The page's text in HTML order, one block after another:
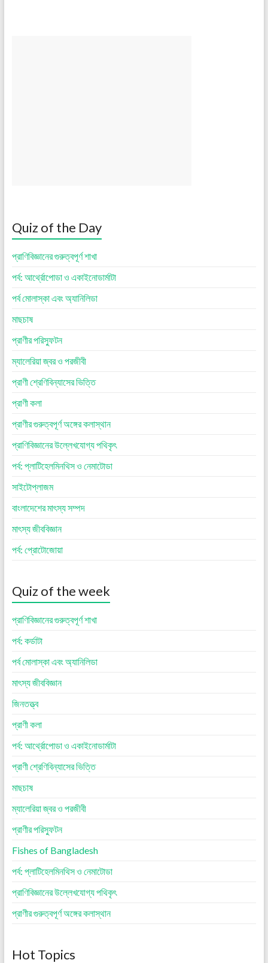
Quiz of the Day
প্রাণিবিজ্ঞানের গুরুত্বপূর্ণ শাখা
পর্ব: আর্থ্রোপোডা ও একাইনোডার্মাটা
পর্ব মোলাস্কা এবং অ্যানিলিডা
মাছচাষ
প্রাণীর পরিস্ফুটন
ম্যালেরিয়া জ্বর ও পরজীবী
প্রাণী শ্রেণিবিন্যাসের ভিত্তি
প্রাণী কলা
প্রাণীর গুরুত্বপূর্ণ অঙ্গের কলাস্থান
প্রাণিবিজ্ঞানের উল্লেখযোগ্য পথিকৃৎ
পর্ব: প্লাটিহেলমিনথিস ও নেমাটোডা
সাইটোপ্লাজম
বাংলাদেশের মাৎস্য সম্পদ
মাৎস্য জীববিজ্ঞান
পর্ব: প্রোটোজোয়া
Quiz of the week
প্রাণিবিজ্ঞানের গুরুত্বপূর্ণ শাখা
পর্ব: কর্ডাটা
পর্ব মোলাস্কা এবং অ্যানিলিডা
মাৎস্য জীববিজ্ঞান
জিনতত্ত্ব
প্রাণী কলা
পর্ব: আর্থ্রোপোডা ও একাইনোডার্মাটা
প্রাণী শ্রেণিবিন্যাসের ভিত্তি
মাছচাষ
ম্যালেরিয়া জ্বর ও পরজীবী
প্রাণীর পরিস্ফুটন
Fishes of Bangladesh
পর্ব: প্লাটিহেলমিনথিস ও নেমাটোডা
প্রাণিবিজ্ঞানের উল্লেখযোগ্য পথিকৃৎ
প্রাণীর গুরুত্বপূর্ণ অঙ্গের কলাস্থান
Hot Topics